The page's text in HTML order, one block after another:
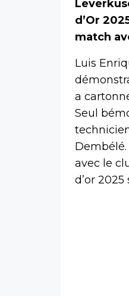
d’Or
match
Luis
a
Seul
Dembélé.
avec le
d’or 2025